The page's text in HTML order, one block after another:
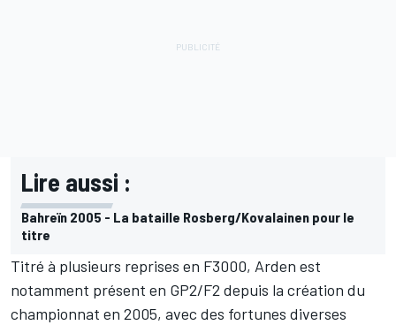
Lire aussi :
Bahreïn 2005 - La bataille Rosberg/Kovalainen pour le
titre
Titré à plusieurs reprises en F3000, Arden est
notamment présent en GP2/F2 depuis la création du
championnat en 2005, avec des fortunes diverses